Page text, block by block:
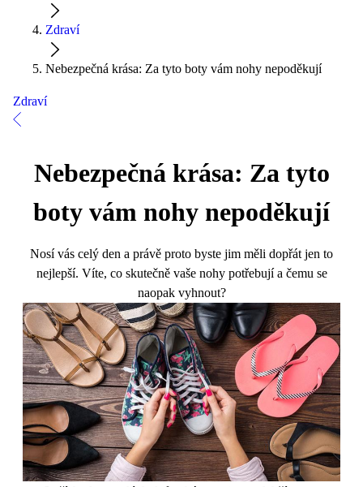
Zdraví
Nebezpečná krása: Za tyto boty vám nohy nepoděkují
Zdraví
Nebezpečná krása: Za tyto
boty vám nohy nepoděkují
Nosí vás celý den a právě proto byste jim měli dopřát jen to
nejlepší. Víte, co skutečně vaše nohy potřebují a čemu se
naopak vyhnout?